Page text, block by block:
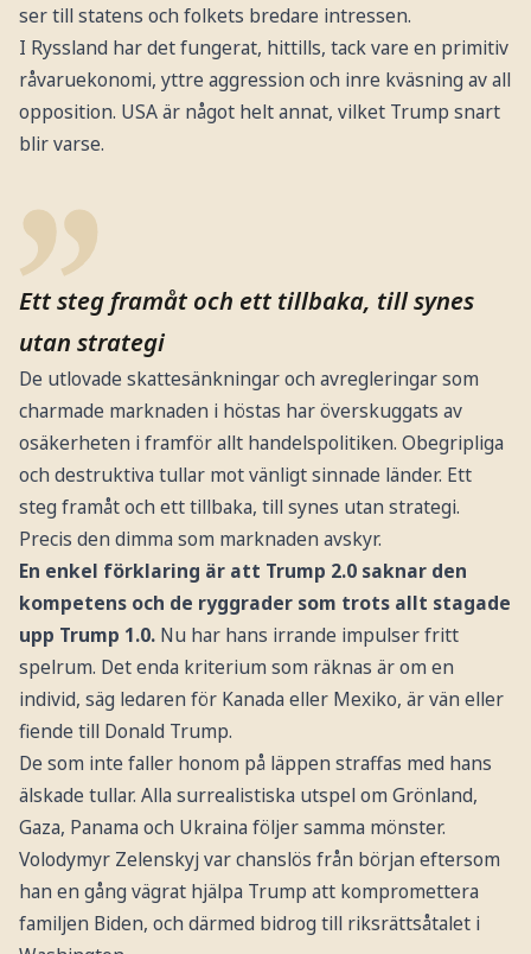
ser till statens och folkets bredare intressen.
I Ryssland har det fungerat, hittills, tack vare en primitiv
råvaruekonomi, yttre aggression och inre kväsning av all
opposition. USA är något helt annat, vilket Trump snart
blir varse.
Ett steg framåt och ett tillbaka, till synes
utan strategi
De utlovade skattesänkningar och avregleringar som
charmade marknaden i höstas har överskuggats av
osäkerheten i framför allt handelspolitiken. Obegripliga
och destruktiva tullar mot vänligt sinnade länder. Ett
steg framåt och ett tillbaka, till synes utan strategi.
Precis den dimma som marknaden avskyr.
En enkel förklaring är att Trump 2.0 saknar den
kompetens och de ryggrader som trots allt stagade
upp Trump 1.0.Nu har hans irrande impulser fritt
spelrum. Det enda kriterium som räknas är om en
individ, säg ledaren för Kanada eller Mexiko, är vän eller
fiende till Donald Trump.
De som inte faller honom på läppen straffas med hans
älskade tullar. Alla surrealistiska utspel om Grönland,
Gaza, Panama och Ukraina följer samma mönster.
Volodymyr Zelenskyj var chanslös från början eftersom
han en gång vägrat hjälpa Trump att kompromettera
familjen Biden, och därmed bidrog till riksrättsåtalet i